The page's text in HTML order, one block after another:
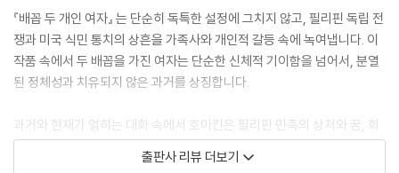
부를 공유했다.
--- p.149, 「배꼽 두 개인 여자」 중에서
소파에 나란히 앉은 두 사람은 각자의 아버지와 딸에 관해 이야기를 나눴
이었어요….” 어릴 때는 남들도 다 배꼽이 두 개인 줄 알았어요, 두 번째 목
소리가 페페의 귓가를 맴도는 사이 첫 번째 목소리가 계속 말을 이었다.
--- p.151, 「배꼽 두 개인 여자」 중에서
『배꼽 두 개인 여자』 는 단순히 독특한 설정에 그치지 않고, 필리핀 독립 전
쟁과 미국 식민 통치의 상흔을 가족사와 개인적 갈등 속에 녹여냅니다. 이
작품 속에서 두 배꼽을 가진 여자는 단순한 신체적 기이함을 넘어서, 분열
된 정체성과 치유되지 않은 과거를 상징합니다.
과거와 현재가 얽히는 대화 속에서 호아킨은 필리핀 민족의 상처와 꿈, 희
망을 날카롭고도 따뜻한 시선으로 그려냅니다.
출판사 리뷰 더보기